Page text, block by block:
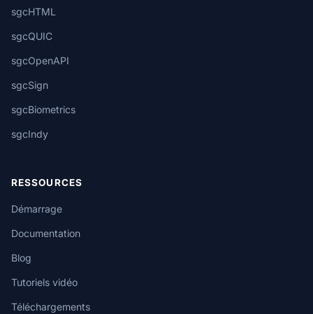
sgcHTML
sgcQUIC
sgcOpenAPI
sgcSign
sgcBiometrics
sgcIndy
RESSOURCES
Démarrage
Documentation
Blog
Tutoriels vidéo
Téléchargements